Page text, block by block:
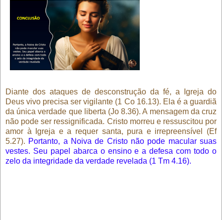
Diante dos ataques de desconstrução da fé, a Igreja do
Deus vivo precisa ser vigilante (1 Co 16.13). Ela é a guardiã
da única verdade que liberta (Jo 8.36). A mensagem da cruz
não pode ser res­significada. Cristo morreu e ressuscitou por
amor à Igreja e a requer santa, pura e irrepreensível (Ef
5.27). Portanto, a Noiva de Cristo não pode macular suas
vestes. Seu papel abarca o ensino e a defesa com todo o
zelo da integridade da verdade revelada (1 Tm 4.16).